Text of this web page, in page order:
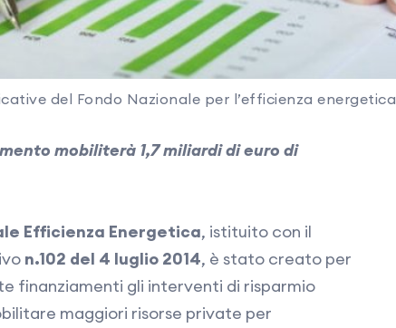
del Fondo Nazionale per l’efficienza energetica
mobiliterà 1,7 miliardi di euro di
Efficienza Energetica, istituito con il
n.102 del 4 luglio 2014, è stato creato per
finanziamenti gli interventi di risparmio
maggiori risorse private per